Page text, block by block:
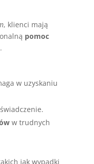
, klienci mają
pomoc
w uzyskaniu
w trudnych
jak wypadki